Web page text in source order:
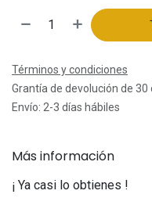
Términos y condiciones
Grantía de devolución de 30
Envío: 2-3 días hábiles
Más información
¡ Ya casi lo obtienes !